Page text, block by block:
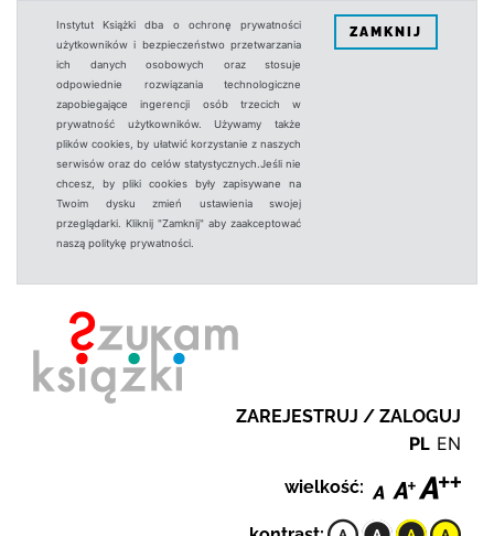
Instytut Książki dba o ochronę prywatności
użytkowników i bezpieczeństwo przetwarzania
ich danych osobowych oraz stosuje
odpowiednie rozwiązania technologiczne
zapobiegające ingerencji osób trzecich w
prywatność użytkowników. Używamy także
plików cookies, by ułatwić korzystanie z naszych
serwisów oraz do celów statystycznych.Jeśli nie
chcesz, by pliki cookies były zapisywane na
Twoim dysku zmień ustawienia swojej
przeglądarki. Kliknij "Zamknij" aby zaakceptować
naszą politykę prywatności.
ZAMKNIJ
ZAREJESTRUJ / ZALOGUJ
PL EN
wielkość: